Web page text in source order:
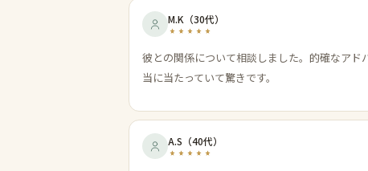
M.K （30代）
彼との関係について相談しました。的確なア
当に当たっていて驚きです。
A.S （40代）